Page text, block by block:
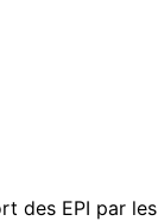
des EPI par les